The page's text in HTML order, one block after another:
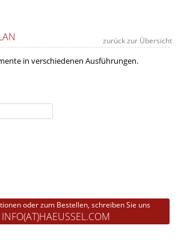
zurück zur Übersicht
in verschiedenen Ausführungen.
oder zum Bestellen, schreiben Sie uns
INFO(AT)HAEUSSEL.COM